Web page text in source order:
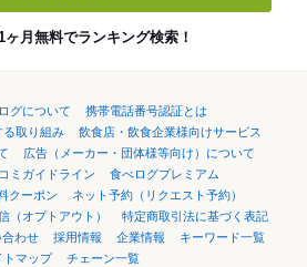
ヶ月無料でランキング検索！
グについて
携帯電話番号認証とは
る取り組み
飲食店・飲食企業様向けサービス
広告（メーカー・団体様等向け）について
ミガイドライン
食べログプレミアム
クーポン
ネット予約（リクエスト予約）
（オプトアウト）
特定商取引法に基づく表記
わせ 採用情報 企業情報
キーワード一覧
トマップ
チェーン一覧